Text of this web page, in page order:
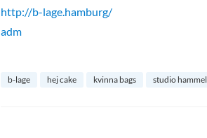
http://b-lage.hamburg/
adm
b-lage hej cake kvinna bags studio hammel